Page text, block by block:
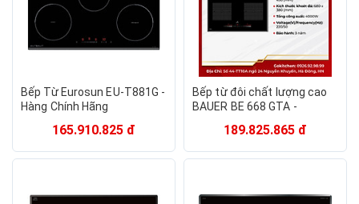
Bếp Từ Eurosun EU-T881G -
Hàng Chính Hãng
165.910.825 đ
Bếp từ đôi chất lượng cao
BAUER BE 668 GTA -
189.825.865 đ